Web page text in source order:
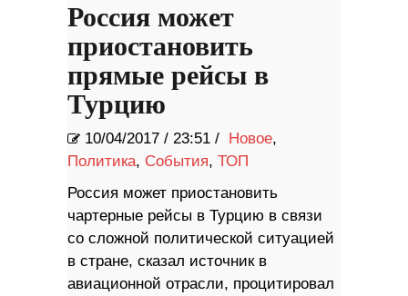
Россия может
приостановить
прямые рейсы в
Турцию
10/04/2017 / 23:51 / Новое,
Политика, События, ТОП
Россия может приостановить
чартерные рейсы в Турцию в связи
со сложной политической ситуацией
в стране, сказал источник в
авиационной отрасли, процитировал